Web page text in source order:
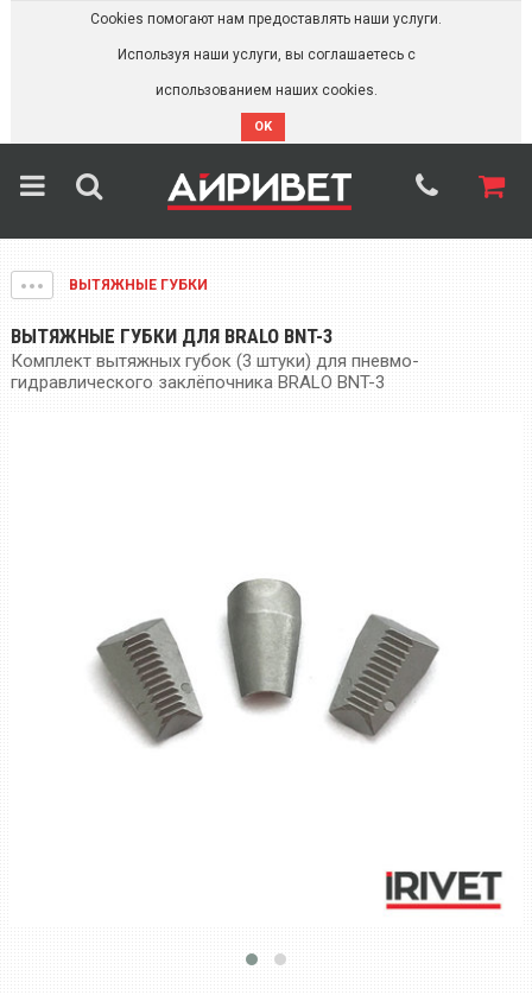
Cookies помогают нам предоставлять наши услуги.
Используя наши услуги, вы соглашаетесь с
использованием наших cookies.
OK
ВЫТЯЖНЫЕ ГУБКИ
ВЫТЯЖНЫЕ ГУБКИ ДЛЯ BRALO BNT-3
Комплект вытяжных губок (3 штуки) для пневмо-
гидравлического заклёпочника BRALO BNT-3